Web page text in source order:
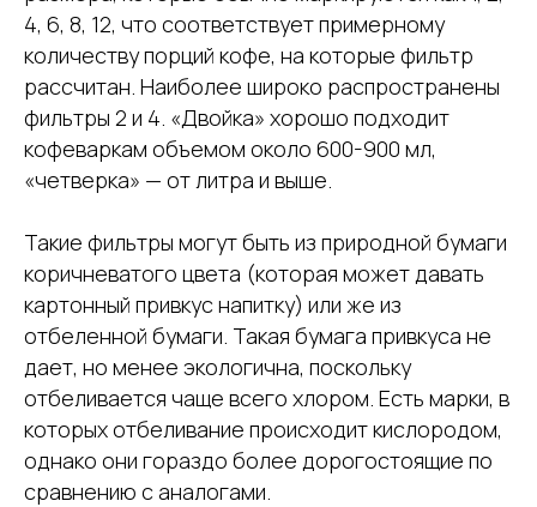
4, 6, 8, 12, что соответствует примерному
количеству порций кофе, на которые фильтр
рассчитан. Наиболее широко распространены
фильтры 2 и 4. «Двойка» хорошо подходит
кофеваркам объемом около 600-900 мл,
«четверка» — от литра и выше.
Такие фильтры могут быть из природной бумаги
коричневатого цвета (которая может давать
картонный привкус напитку) или же из
отбеленной бумаги. Такая бумага привкуса не
дает, но менее экологична, поскольку
отбеливается чаще всего хлором. Есть марки, в
которых отбеливание происходит кислородом,
однако они гораздо более дорогостоящие по
сравнению с аналогами.